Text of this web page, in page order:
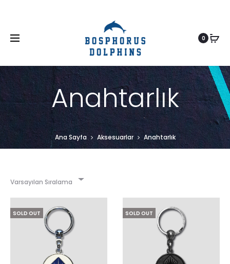
0
Anahtarlık
Ana Sayfa Aksesuarlar Anahtarlık
Varsayılan Sıralama
SOLD OUT SOLD OUT